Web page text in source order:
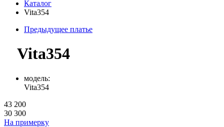
Каталог
Vita354
Предыдущее платье
Vita354
модель:
Vita354
43 200
30 300
На примерку